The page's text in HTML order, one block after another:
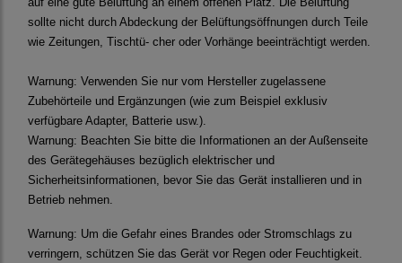
sollte nicht durch Abdeckung der Belüftungsöffnungen durch Teile
wie Zeitungen, Tischtü- cher oder Vorhänge beeinträchtigt werden.
Warnung: Verwenden Sie nur vom Hersteller zugelassene
Zubehörteile und Ergänzungen (wie zum Beispiel exklusiv
verfügbare Adapter, Batterie usw.).
Warnung: Beachten Sie bitte die Informationen an der Außenseite
des Gerätegehäuses bezüglich elektrischer und
Sicherheitsinformationen, bevor Sie das Gerät installieren und in
Betrieb nehmen.
Warnung: Um die Gefahr eines Brandes oder Stromschlags zu
verringern, schützen Sie das Gerät vor Regen oder Feuchtigkeit.